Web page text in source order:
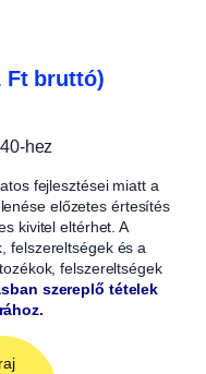
Ftbruttó)
hez
fejlesztései miatt a
előzetes értesítés
kivitel eltérhet. A
felszereltségek és a
felszereltségek
szereplő tételek